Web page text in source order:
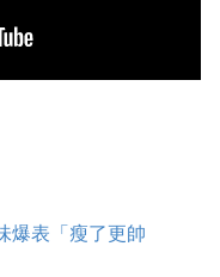
爆表「瘦了更帥